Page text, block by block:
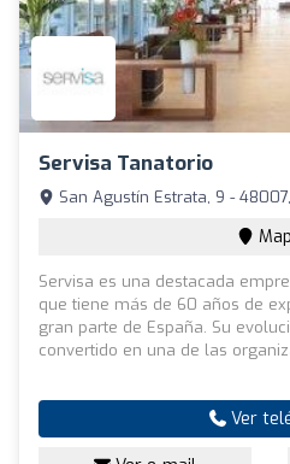
Servisa Tanatorio
San Agustín Estrata, 9 -
Servisa es una destacada
que tiene más de 60 años de
gran parte de España. Su
convertido en una de las
Ver